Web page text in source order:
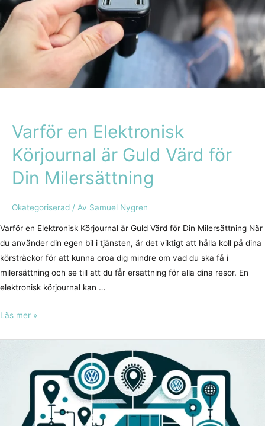
Varför en Elektronisk
Körjournal är Guld Värd för
Din Milersättning
Okategoriserad / Av Samuel Nygren
Varför en Elektronisk Körjournal är Guld Värd för Din Milersättning När
du använder din egen bil i tjänsten, är det viktigt att hålla koll på dina
körsträckor för att kunna oroa dig mindre om vad du ska få i
milersättning och se till att du får ersättning för alla dina resor. En
elektronisk körjournal kan …
Värd
för
Din
Milersättning
Läs mer »
Management-